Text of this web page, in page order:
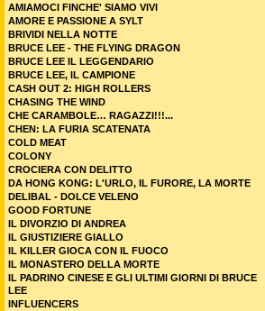
AMIAMOCI FINCHE' SIAMO VIVI
AMORE E PASSIONE A SYLT
BRIVIDI NELLA NOTTE
BRUCE LEE - THE FLYING DRAGON
BRUCE LEE IL LEGGENDARIO
BRUCE LEE, IL CAMPIONE
CASH OUT 2: HIGH ROLLERS
CHASING THE WIND
CHE CARAMBOLE… RAGAZZI!!!...
CHEN: LA FURIA SCATENATA
COLD MEAT
COLONY
CROCIERA CON DELITTO
DA HONG KONG: L'URLO, IL FURORE, LA MORTE
DELIBAL - DOLCE VELENO
GOOD FORTUNE
IL DIVORZIO DI ANDREA
IL GIUSTIZIERE GIALLO
IL KILLER GIOCA CON IL FUOCO
IL MONASTERO DELLA MORTE
IL PADRINO CINESE E GLI ULTIMI GIORNI DI BRUCE
LEE
INFLUENCERS